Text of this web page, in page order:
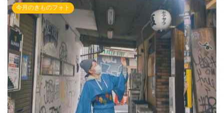
今月のきものフォト